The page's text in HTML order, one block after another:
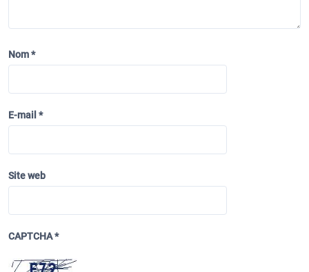
a
r
t
i
c
l
e
Nom*
E-mail *
Site web
CAPTCHA*